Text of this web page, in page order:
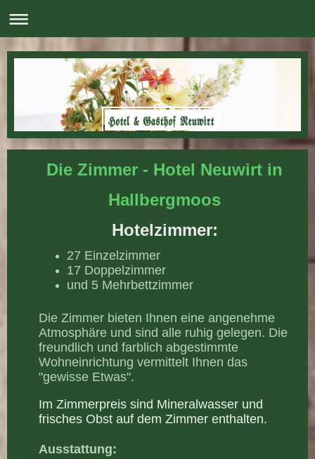
Die Zimmer - Hotel Neuwirt in
Hallbergmoos
Hotelzimmer:
27 Einzelzimmer
17 Doppelzimmer
und 5 Mehrbettzimmer
Die Zimmer bieten Ihnen eine angenehme
Atmosphäre und sind alle ruhig gelegen. Die
freundlich und farblich abgestimmte
Wohneinrichtung vermittelt Ihnen das
"gewisse Etwas".
Im Zimmerpreis sind Mineralwasser und
frisches Obst auf dem Zimmer enthalten.
Ausstattung: